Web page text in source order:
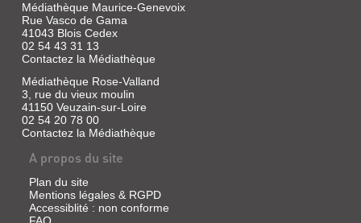
Gallimard,
1989
(Découvertes
Une
vie
de
perpétuelle
errance
Pont-
La
Martinique,
Arles
et,
Médiathèque Maurice-Genevoix
Rue Vasco de Gama
41043 Blois Cedex
02 54 43 31 13
Contactez la Médiathèque
Médiathèque Rose-Valland
3, rue du vieux moulin
41150 Veuzain-sur-Loire
02 54 20 78 00
Contactez la Médiathèque
A propos du site
Plan du site
Mentions légales & RGPD
Accessiblité : non conforme